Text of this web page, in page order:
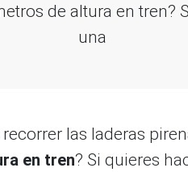
de altura en tren?
una
las laderas
en tren? Si quieres